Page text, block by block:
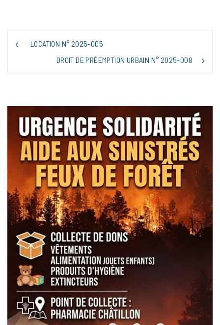
NAVIGATION
DE
LOCATION N° 2025-005
DROIT DE PRÉEMPTION URBAIN N° 2025-008